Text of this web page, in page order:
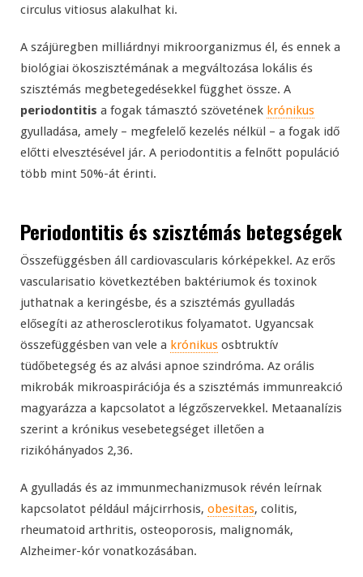
circulus vitiosus alakulhat ki.
A szájüregben milliárdnyi mikroorganizmus él, és ennek a
biológiai ökoszisztémának a megváltozása lokális és
szisztémás megbetegedésekkel függhet össze. A
periodontitis a fogak támasztó szövetének krónikus
gyulladása, amely – megfelelő kezelés nélkül – a fogak idő
előtti elvesztésével jár. A periodontitis a felnőtt populáció
több mint 50%-át érinti.
Periodontitis és szisztémás betegségek
Összefüggésben áll cardiovascularis kórképekkel. Az erős
vascularisatio következtében baktériumok és toxinok
juthatnak a keringésbe, és a szisztémás gyulladás
elősegíti az atherosclerotikus folyamatot. Ugyancsak
összefüggésben van vele a krónikus osbtruktív
tüdőbetegség és az alvási apnoe szindróma. Az orális
mikrobák mikroaspirációja és a szisztémás immunreakció
magyarázza a kapcsolatot a légzőszervekkel. Metaanalízis
szerint a krónikus vesebetegséget illetően a
rizikóhányados 2,36.
A gyulladás és az immunmechanizmusok révén leírnak
kapcsolatot például májcirrhosis, obesitas, colitis,
rheumatoid arthritis, osteoporosis, malignomák,
Alzheimer-kór vonatkozásában.